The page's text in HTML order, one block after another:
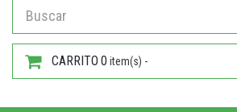
CARRITO 0 item(s) -